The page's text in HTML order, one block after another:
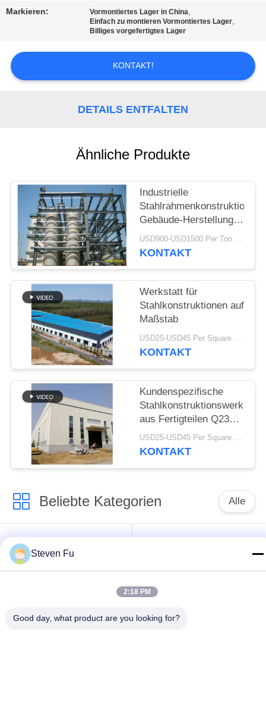
TRETEN
MIT
UNS
VERBINDUNG
NACHRICHTEN
STÖRUNGS-
LÖSUNG
BLOG
SITEMAP
PRIVACY
POLICY
Markieren: Vormontiertes Lager in China,
Einfach zu montieren Vormontiertes Lager,
Billiges vorgefertigtes Lager
KONTAKT!
DETAILS ENTFALTEN
Ähnliche Produkte
Industrielle
Stahlrahmenkonstruktions-
Gebäude-Herstellungs-
Bau-harte
Beanspruchung
USD900-USD1500 Per Ton MOQ:50 Tonne
KONTAKT
Werkstatt für
Stahlkonstruktionen auf
Maßstab
USD25-USD45 Per Square Meter MOQ:200 Quadratmeter
KONTAKT
Kundenspezifische
Stahlkonstruktionswerkstatt
aus Fertigteilen Q235B
Q355B ASTM A36
USD25-USD45 Per Square Meter MOQ:200 Quadratmeter
KONTAKT
Beliebte Kategorien Alle
Stahlkonstruktion
Lager
Vorfabrizierte
Steven Fu
2:18 PM
Good day, what product are you looking for?